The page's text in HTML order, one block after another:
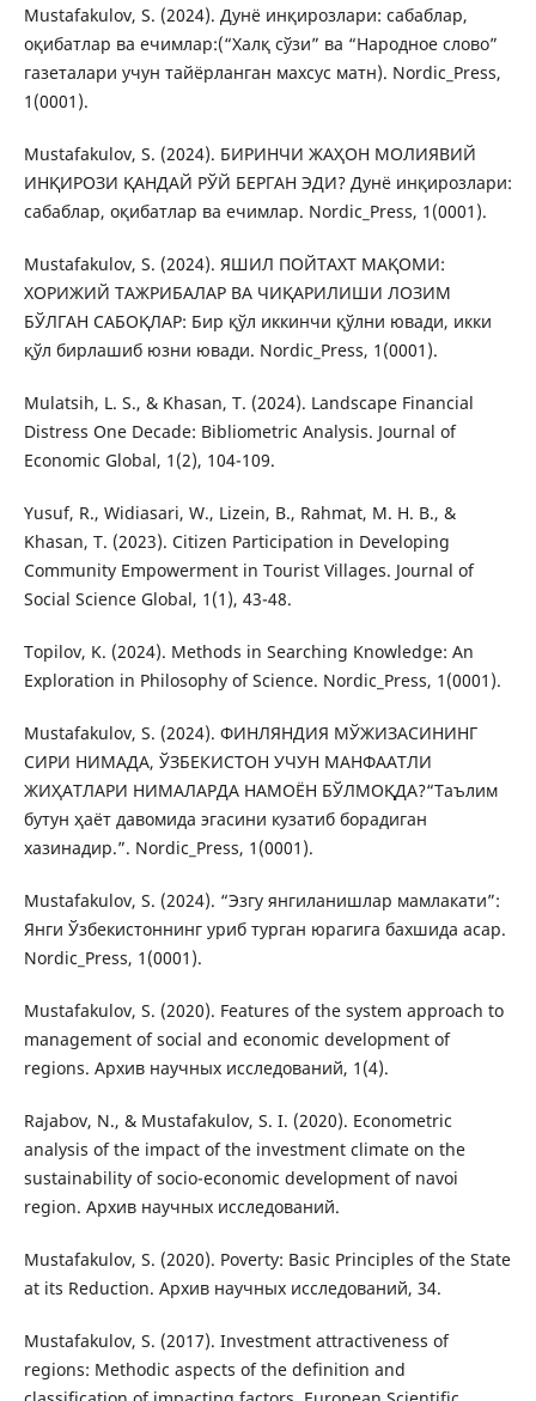
Mustafakulov, S. (2024). Дунё инқирозлари: сабаблар,
оқибатлар ва ечимлар:(“Халқ сўзи” ва “Народное слово”
газеталари учун тайёрланган махсус матн). Nordic_Press,
1(0001).
Mustafakulov, S. (2024). БИРИНЧИ ЖАҲОН МОЛИЯВИЙ
ИНҚИРОЗИ ҚАНДАЙ РЎЙ БЕРГАН ЭДИ? Дунё инқирозлари:
сабаблар, оқибатлар ва ечимлар. Nordic_Press, 1(0001).
Mustafakulov, S. (2024). ЯШИЛ ПОЙТАХТ МАҚОМИ:
ХОРИЖИЙ ТАЖРИБАЛАР ВА ЧИҚАРИЛИШИ ЛОЗИМ
БЎЛГАН САБОҚЛАР: Бир қўл иккинчи қўлни ювади, икки
қўл бирлашиб юзни ювади. Nordic_Press, 1(0001).
Mulatsih, L. S., & Khasan, T. (2024). Landscape Financial
Distress One Decade: Bibliometric Analysis. Journal of
Economic Global, 1(2), 104-109.
Yusuf, R., Widiasari, W., Lizein, B., Rahmat, M. H. B., &
Khasan, T. (2023). Citizen Participation in Developing
Community Empowerment in Tourist Villages. Journal of
Social Science Global, 1(1), 43-48.
Topilov, K. (2024). Methods in Searching Knowledge: An
Exploration in Philosophy of Science. Nordic_Press, 1(0001).
Mustafakulov, S. (2024). ФИНЛЯНДИЯ МЎЖИЗАСИНИНГ
СИРИ НИМАДА, ЎЗБЕКИСТОН УЧУН МАНФААТЛИ
ЖИҲАТЛАРИ НИМАЛАРДА НАМОЁН БЎЛМОҚДА?“Таълим
бутун ҳаёт давомида эгасини кузатиб борадиган
хазинадир.”. Nordic_Press, 1(0001).
Mustafakulov, S. (2024). “Эзгу янгиланишлар мамлакати”:
Янги Ўзбекистоннинг уриб турган юрагига бахшида асар.
Nordic_Press, 1(0001).
Mustafakulov, S. (2020). Features of the system approach to
management of social and economic development of
regions. Архив научных исследований, 1(4).
Rajabov, N., & Mustafakulov, S. I. (2020). Econometric
analysis of the impact of the investment climate on the
sustainability of socio-economic development of navoi
region. Архив научных исследований.
Mustafakulov, S. (2020). Poverty: Basic Principles of the State
at its Reduction. Архив научных исследований, 34.
Mustafakulov, S. (2017). Investment attractiveness of
regions: Methodic aspects of the definition and